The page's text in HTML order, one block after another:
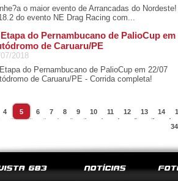
o maior evento de Arrancadas do
do evento NE Drag Racing com...
Etapa do Pernambucano de PalioCup em
de Caruaru/PE
2018
do Pernambucano de PalioCup em 22/07
de Caruaru/PE - Corrida completa!
4 5 6 7 8 9 10 11 12 13 14
34
G83 NOTÍCIAS